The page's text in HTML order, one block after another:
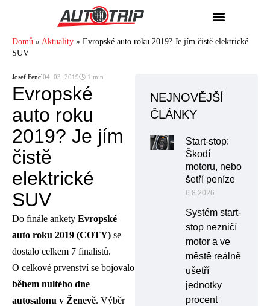
Domů » Aktuality » Evropské auto roku 2019? Je jím čistě elektrické
SUV
Josef Fencl04. 03. 2019🕓 1 min
Evropské
auto roku
2019? Je jím
čistě
elektrické
SUV
Do finále ankety Evropské
auto roku 2019 (COTY) se
dostalo celkem 7 finalistů.
O celkové prvenství se bojovalo
během nultého dne
autosalonu v Ženevě. Výběr
NEJNOVĚJŠÍ
ČLÁNKY
Start-stop:
Škodí
motoru, nebo
šetří peníze
6.8.2026
Systém start-
stop nezničí
motor a ve
městě reálně
ušetří
jednotky
procent